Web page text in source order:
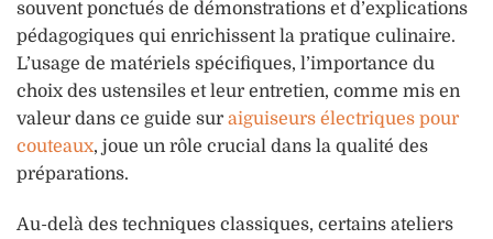
souvent ponctués de démonstrations et d’explications
pédagogiques qui enrichissent la pratique culinaire.
L’usage de matériels spécifiques, l’importance du
choix des ustensiles et leur entretien, comme mis en
valeur dans ce guide sur aiguiseurs électriques pour
couteaux, joue un rôle crucial dans la qualité des
préparations.
Au-delà des techniques classiques, certains ateliers